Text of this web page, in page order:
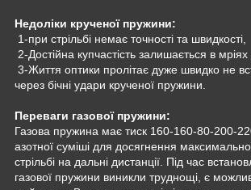
Недоліки крученої пружини:
1-при стрільбі немає точності та швидкості,
2-Достійна купчастість залишається в мріях
3-Життя оптики пролітає дуже швидко не
через бічні удари крученої пружини.
Переваги газової пружини:
Газова пружина має тиск 160-160-80-200-
азотної суміші для досягнення
стрільбі на дальні дистанції. Під час
газової пружини виникли труднощі, є